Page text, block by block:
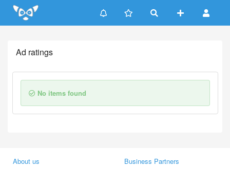
Update cookies preferences
Ad ratings
No items found
About us
Business Partners